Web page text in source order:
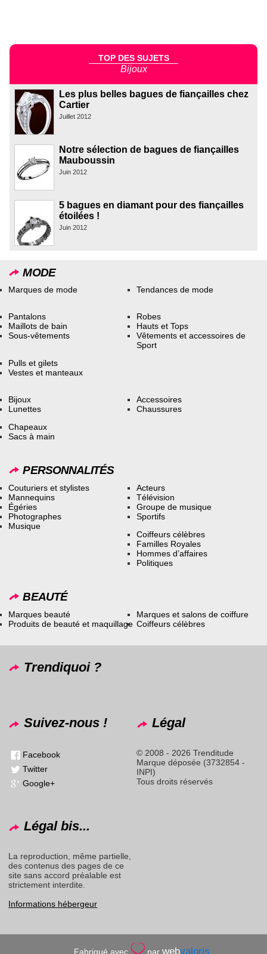
TOP DES SUJETS
Bijoux
Les plus belles bagues de fiançailles chez
Cartier
Juillet 2012
Notre sélection de bagues de fiançailles
Mauboussin
Juin 2012
5 bagues en diamant pour des fiançailles
étoilées !
Juin 2012
MODE
Marques de mode Tendances de mode
Pantalons
Maillots de bain
Sous-vêtements
Robes
Hauts et Tops
Vêtements et accessoires de
Sport
Pulls et gilets
Vestes et manteaux
Bijoux
Lunettes
Accessoires
Chaussures
Chapeaux
Sacs à main
PERSONNALITÉS
Couturiers et stylistes
Mannequins
Égéries
Photographes
Musique
Acteurs
Télévision
Groupe de musique
Sportifs
Coiffeurs célèbres
Familles Royales
Hommes d’affaires
Politiques
BEAUTÉ
Marques beauté
Produits de beauté et maquillage
Marques et salons de coiffure
Coiffeurs célèbres
Trendiquoi ?
Suivez-nous !
Facebook
Twitter
Google+
Légal
© 2008 - 2026 Trenditude
Marque déposée (3732854 -
INPI)
Tous droits réservés
Légal bis...
La reproduction, même partielle,
des contenus des pages de ce
site sans accord préalable est
strictement interdite.
Informations hébergeur
Fabriqué avec parwebvaloris